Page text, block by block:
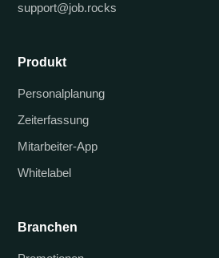
support@job.rocks
Produkt
Personalplanung
Zeiterfassung
Mitarbeiter-App
Whitelabel
Branchen